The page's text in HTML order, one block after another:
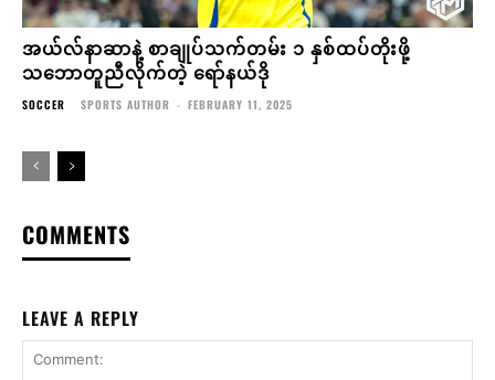
အယ်လ်နာဆာနဲ့ စာချုပ်သက်တမ်း ၁ နှစ်ထပ်တိုးဖို့
သဘောတူညီလိုက်တဲ့ ရော်နယ်ဒို
SOCCER SPORTS AUTHOR - FEBRUARY 11, 2025
COMMENTS
LEAVE A REPLY